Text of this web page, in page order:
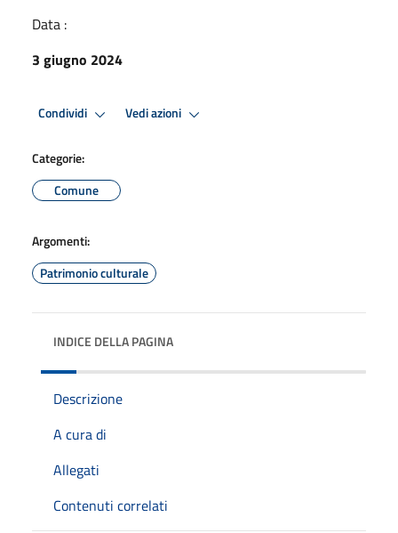
Data :
3 giugno 2024
Condividi Vedi azioni
Categorie:
Comune
Argomenti:
Patrimonio culturale
INDICE DELLA PAGINA
Descrizione
A cura di
Allegati
Contenuti correlati